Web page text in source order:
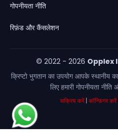
गोपनीयता नीति
रिफ़ंड और कैंसलेशन
© 2022 - 2026 Opplex
क्रिप्टो भुगतान का उपयोग आपके स्थानीय
लिए हमारी गोपनीयता
सक्रिय करें| कॉन्फ़िगर करें
नई सुविधा
स्टेप 1: असिस्टेंट खोलें
असिस्टेंट खोलने के लिए नीचे-दाएँ कोने
वापस
यह गाइड केवल एक बार दिखती है। आप इसे